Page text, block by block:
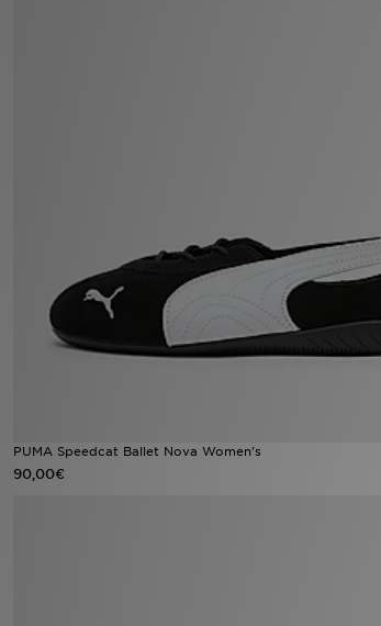
PUMA Speedcat Ballet Nova Women's
90,00€
ESTADO DO TEU PEDIDO
ATENÇÃO AO CLIENTE
FAQs